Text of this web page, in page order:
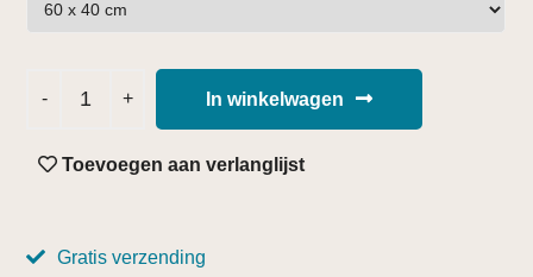
In winkelwagen
Toevoegen aan verlanglijst
Gratis verzending